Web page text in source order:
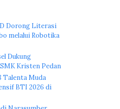
Dorong Literasi
melalui Robotika
Dukung
Kristen Pedan
Talenta Muda
BTI 2026 di